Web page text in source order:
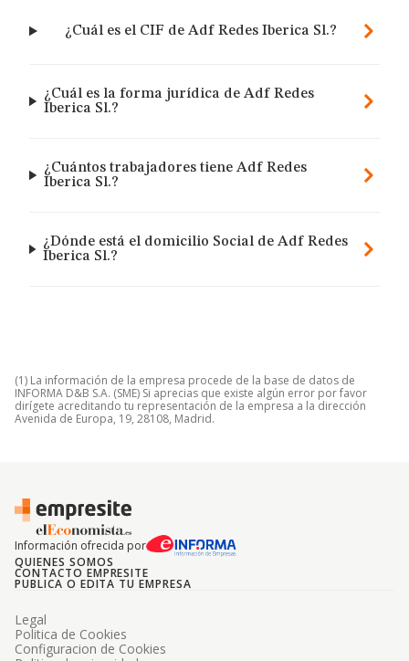
¿Cuál es el CIF de Adf Redes Iberica Sl.?
¿Cuál es la forma jurídica de Adf Redes
Iberica Sl.?
¿Cuántos trabajadores tiene Adf Redes
Iberica Sl.?
¿Dónde está el domicilio Social de Adf Redes
Iberica Sl.?
(1) La información de la empresa procede de la base de datos de
INFORMA D&B S.A. (SME) Si aprecias que existe algún error por favor
dirígete acreditando tu representación de la empresa a la dirección
Avenida de Europa, 19, 28108, Madrid.
Información ofrecida por
QUIENES SOMOS
CONTACTO EMPRESITE
PUBLICA O EDITA TU EMPRESA
Legal
Politica de Cookies
Configuracion de Cookies